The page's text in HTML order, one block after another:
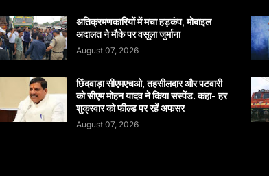
अतिक्रमणकारियों में मचा हड़कंप, मोबाइल
अदालत ने मौके पर वसूला जुर्माना
August 07, 2026
छिंदवाड़ा सीएमएचओ, तहसीलदार और पटवारी
को सीएम मोहन यादव ने किया सस्पेंड. कहा- हर
शुक्रवार को फील्ड पर रहें अफसर
August 07, 2026